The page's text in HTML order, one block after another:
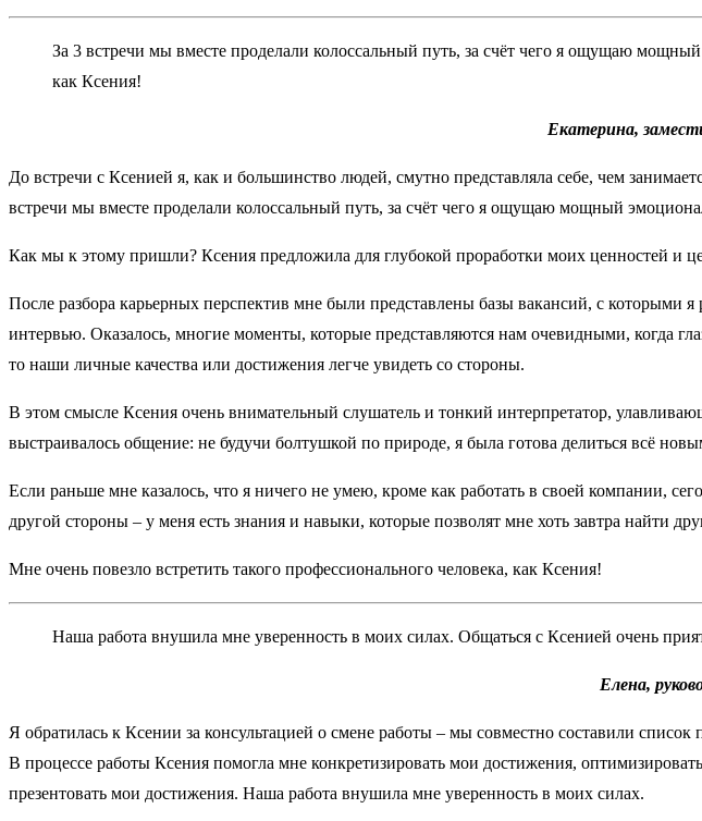
За 3 встречи мы вместе проделали колоссальный путь, за счёт чего я ощущаю
как Ксения!
Екатерина,
До встречи с Ксенией я, как и большинство людей, смутно представляла себе, чем
встречи мы вместе проделали колоссальный путь, за счёт чего я ощущаю мощный
Как мы к этому пришли? Ксения предложила для глубокой проработки моих ценностей и
После разбора карьерных перспектив мне были представлены базы вакансий, с которыми
интервью. Оказалось, многие моменты, которые представляются нам очевидными, когда
то наши личные качества или достижения легче увидеть со стороны.
В этом смысле Ксения очень внимательный слушатель и тонкий интерпретатор,
выстраивалось общение: не будучи болтушкой по природе, я была готова делиться всё
Если раньше мне казалось, что я ничего не умею, кроме как работать в своей компании,
другой стороны – у меня есть знания и навыки, которые позволят мне хоть завтра найти
Мне очень повезло встретить такого профессионального человека, как Ксения!
Наша работа внушила мне уверенность в моих силах. Общаться с Ксенией очень
Елена,
Я обратилась к Ксении за консультацией о смене работы – мы совместно составили
В процессе работы Ксения помогла мне конкретизировать мои достижения,
презентовать мои достижения. Наша работа внушила мне уверенность в моих силах.